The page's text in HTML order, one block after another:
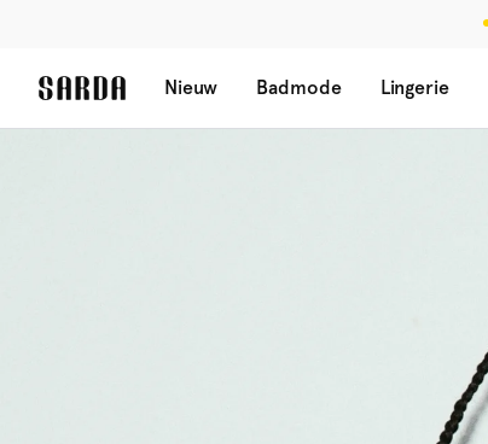
Nieuw Badmode Lingerie